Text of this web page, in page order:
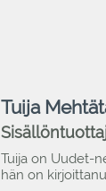
Tuija
Tuija on Uudet-
hän on